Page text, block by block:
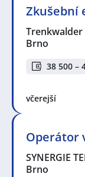
Zkušební
Trenkwalder
Brno
38 500 –
včerejší
Operátor
SYNERGIE
Brno